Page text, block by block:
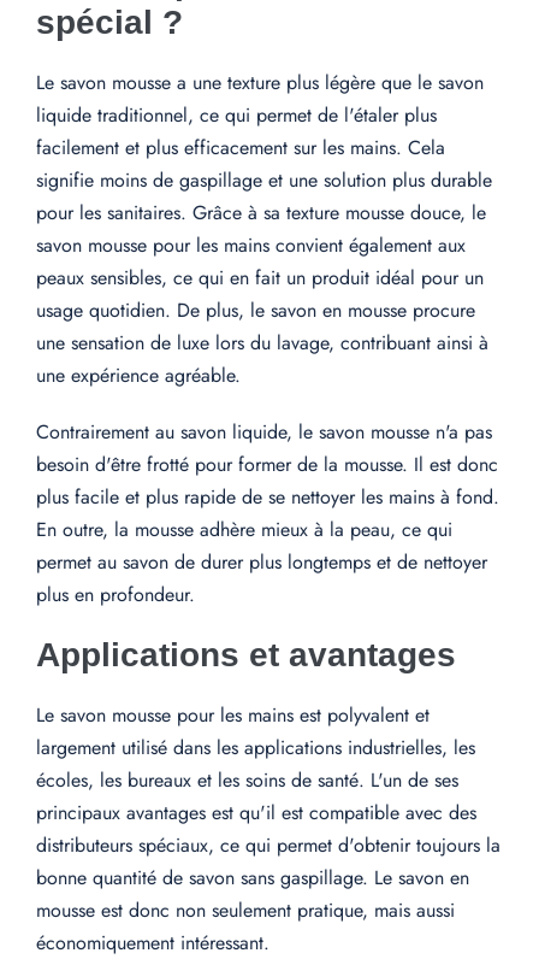
spécial ?
Le savon mousse a une texture plus légère que le savon
liquide traditionnel, ce qui permet de l'étaler plus
facilement et plus efficacement sur les mains. Cela
signifie moins de gaspillage et une solution plus durable
pour les sanitaires. Grâce à sa texture mousse douce, le
savon mousse pour les mains convient également aux
peaux sensibles, ce qui en fait un produit idéal pour un
usage quotidien. De plus, le savon en mousse procure
une sensation de luxe lors du lavage, contribuant ainsi à
une expérience agréable.
Contrairement au savon liquide, le savon mousse n'a pas
besoin d'être frotté pour former de la mousse. Il est donc
plus facile et plus rapide de se nettoyer les mains à fond.
En outre, la mousse adhère mieux à la peau, ce qui
permet au savon de durer plus longtemps et de nettoyer
plus en profondeur.
Applications et avantages
Le savon mousse pour les mains est polyvalent et
largement utilisé dans les applications industrielles, les
écoles, les bureaux et les soins de santé. L'un de ses
principaux avantages est qu'il est compatible avec des
distributeurs spéciaux, ce qui permet d'obtenir toujours la
bonne quantité de savon sans gaspillage. Le savon en
mousse est donc non seulement pratique, mais aussi
économiquement intéressant.